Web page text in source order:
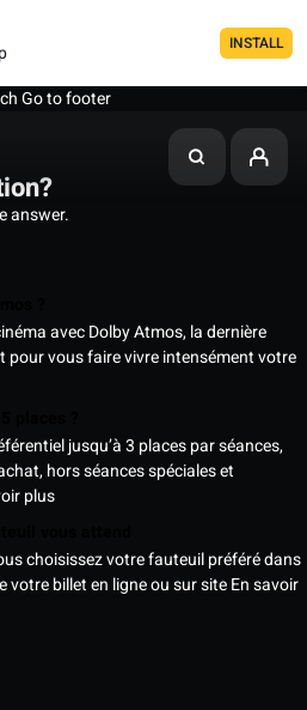
INSTALL
Go to footer
answer.
avec Dolby Atmos, la dernière
pour vous faire vivre intensément votre
jusqu’à 3 places par séances,
hors séances spéciales et
plus
choisissez votre fauteuil préféré dans
votre billet en ligne ou sur siteEn savoir